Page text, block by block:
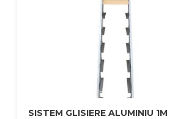
SISTEM GLISIERE ALUMINIU 1M